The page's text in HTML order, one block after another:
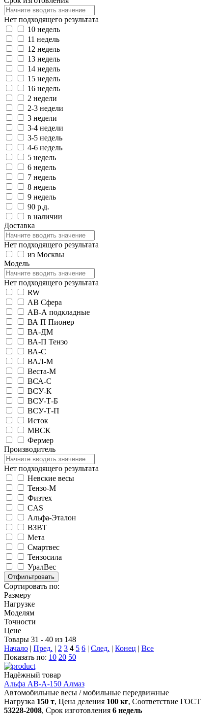
Нет подходящего результата
10 недель
11 недель
12 недель
13 недель
14 недель
15 недель
16 недель
2 недели
2-3 недели
3 недели
3-4 недели
3-5 недель
4-6 недель
5 недель
6 недель
7 недель
8 недель
9 недель
90 р.д.
в наличии
Доставка
Нет подходящего результата
из Москвы
Модель
Нет подходящего результата
RW
АВ Сфера
АВ-А подкладные
ВА П Пионер
ВА-ДМ
ВА-П Тензо
ВА-С
ВАЛ-М
Веста-М
ВСА-С
ВСУ-К
ВСУ-Т-Б
ВСУ-Т-П
Исток
МВСК
Фермер
Производитель
Нет подходящего результата
Невские весы
Тензо-М
Физтех
CAS
Альфа-Эталон
ВЗВТ
Мета
Смартвес
Тензосила
УралВес
Сортировать по:
Размеру
Нагрузке
Моделям
Точности
Цене
Товары 31 - 40 из 148
Начало | Пред. | 2 3 4 5 6 | След. | Конец | Все
Показать по: 10 20 50
Надёжный товар
Альфа АВ-А-150 Алмаз
Автомобильные весы /мобильные передвижные
Нагрузка 150 т, Цена деления 100 кг, Соответствие ГОСТ
53228-2008, Срок изготовления 6 недель